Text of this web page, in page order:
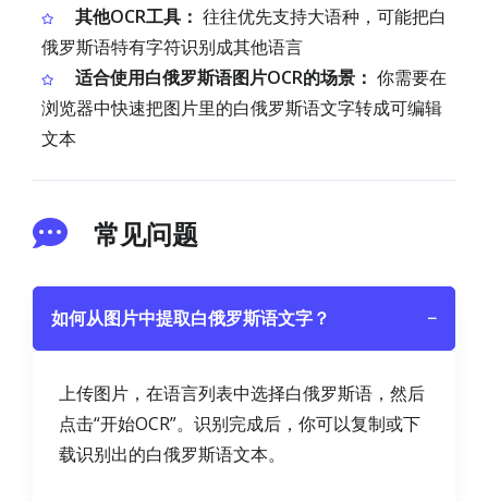
其他OCR工具： 往往优先支持大语种，可能把白
俄罗斯语特有字符识别成其他语言
适合使用白俄罗斯语图片OCR的场景： 你需要在
浏览器中快速把图片里的白俄罗斯语文字转成可编辑
文本
常见问题
如何从图片中提取白俄罗斯语文字？ −
上传图片，在语言列表中选择白俄罗斯语，然后
点击“开始OCR”。识别完成后，你可以复制或下
载识别出的白俄罗斯语文本。